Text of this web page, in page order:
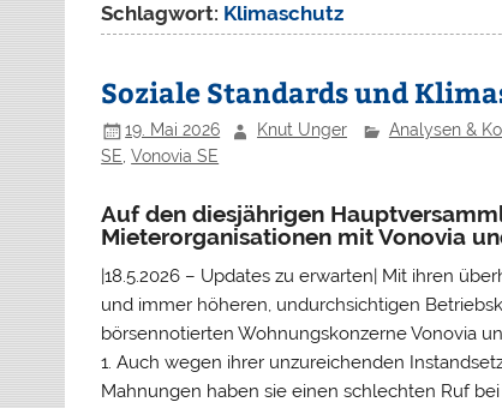
Schlagwort: Klimaschutz
Soziale Standards und
19. Mai 2026 Knut Unger Analysen &
SE ,Vonovia SE
Auf den diesjährigen
Mieterorganisationen mit Vonovia
|18.5.2026 – Updates zu erwarten| Mit ihren
und immer höheren, undurchsichtigen
börsennotierten Wohnungskonzerne Vonovia
1. Auch wegen ihrer unzureichenden
Mahnungen haben sie einen schlechten Ruf